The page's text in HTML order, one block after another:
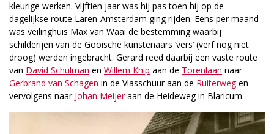
kleurige werken. Vijftien jaar was hij pas toen hij op de
dagelijkse route Laren-Amsterdam ging rijden. Eens per maand
was veilinghuis Max van Waai de bestemming waarbij
schilderijen van de Gooische kunstenaars ‘vers’ (verf nog niet
droog) werden ingebracht. Gerard reed daarbij een vaste route
van David Schulman en Willem Knip aan de Torenlaan naar
Gerbrand van Schagen in de Vlasschuur aan de Ruiterwegen
vervolgens naar Johan Meijeraan de Heideweg in Blaricum.